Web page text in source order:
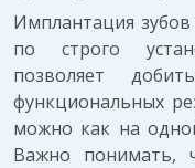
Имплантация
по строго
позволяет
функциональных
можно как на
Важно понимать,